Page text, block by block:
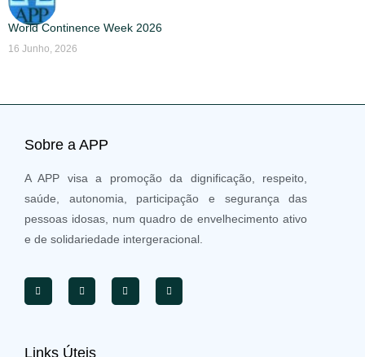
World Continence Week 2026
16 Junho, 2026
Sobre a APP
A APP visa a promoção da dignificação, respeito,
saúde, autonomia, participação e segurança das
pessoas idosas, num quadro de envelhecimento ativo
e de solidariedade intergeracional.
Links Úteis